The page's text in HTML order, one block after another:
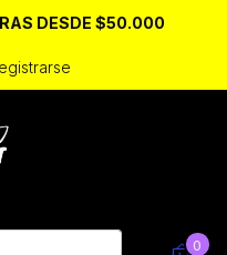
DESDE $50.000
0